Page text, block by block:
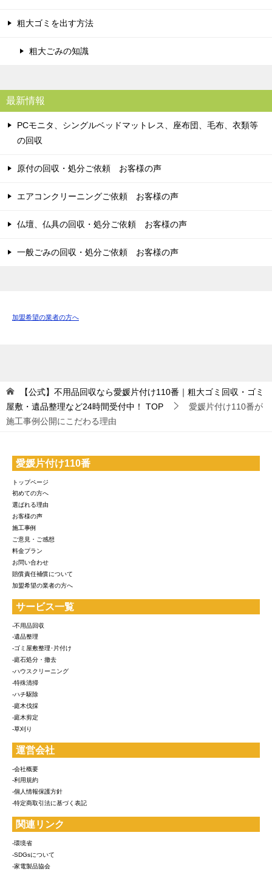
粗大ゴミを出す方法
粗大ごみの知識
最新情報
PCモニタ、シングルベッドマットレス、座布団、毛布、衣類等
の回収
原付の回収・処分ご依頼 お客様の声
エアコンクリーニングご依頼 お客様の声
仏壇、仏具の回収・処分ご依頼 お客様の声
一般ごみの回収・処分ご依頼 お客様の声
加盟希望の業者の方へ
【公式】不用品回収なら愛媛片付け110番｜粗大ゴミ回収・ゴミ
屋敷・遺品整理など24時間受付中！
TOP
愛媛片付け110番が
施工事例公開にこだわる理由
愛媛片付け110番
トップページ
初めての方へ
選ばれる理由
お客様の声
施工事例
ご意見・ご感想
料金プラン
お問い合わせ
賠償責任補償について
加盟希望の業者の方へ
サービス一覧
-不用品回収
-遺品整理
-ゴミ屋敷整理･片付け
-庭石処分・撤去
-ハウスクリーニング
-特殊清掃
-ハチ駆除
-庭木伐採
-庭木剪定
-草刈り
運営会社
-会社概要
-利用規約
-個人情報保護方針
-特定商取引法に基づく表記
関連リンク
-環境省
-SDGsについて
-家電製品協会